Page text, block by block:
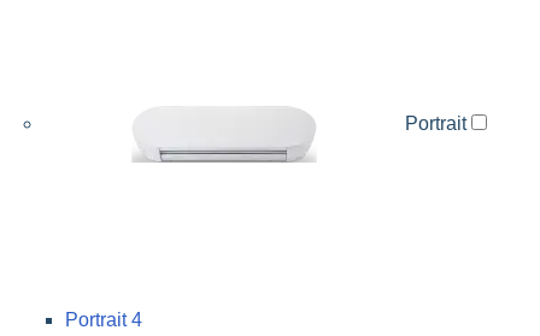
Portrait
Portrait 4